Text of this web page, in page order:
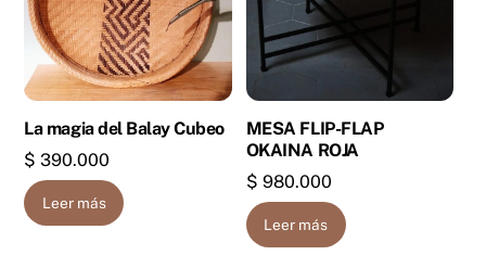
La magia del Balay Cubeo
$ 390.000
Leer más
MESA FLIP-FLAP
OKAINA ROJA
$ 980.000
Leer más